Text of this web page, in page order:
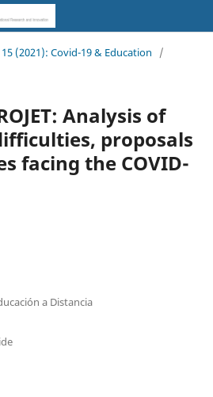
(2021): Covid-19 & Education
/
Analysis of
proposals
facing the COVID-
a Distancia